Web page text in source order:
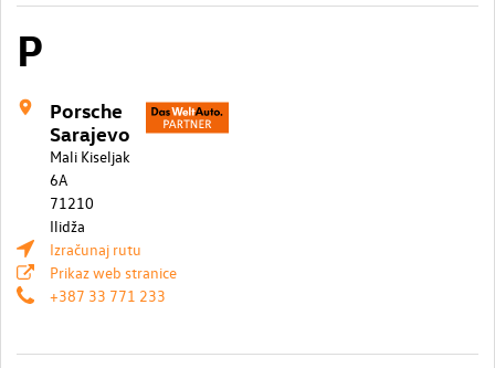
P
Porsche
Sarajevo
Mali Kiseljak
6A
71210
Ilidža
Izračunaj rutu
Prikaz web stranice
+387 33 771 233